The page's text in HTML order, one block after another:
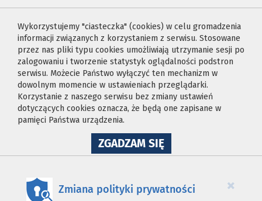
Wykorzystujemy "ciasteczka" (cookies) w celu gromadzenia
informacji związanych z korzystaniem z serwisu. Stosowane
przez nas pliki typu cookies umożliwiają utrzymanie sesji po
zalogowaniu i tworzenie statystyk oglądalności podstron
serwisu. Możecie Państwo wyłączyć ten mechanizm w
dowolnym momencie w ustawieniach przeglądarki.
Korzystanie z naszego serwisu bez zmiany ustawień
dotyczących cookies oznacza, że będą one zapisane w
pamięci Państwa urządzenia.
ZGADZAM SIĘNA
WYKORZYSTANIE
×
Zmiana polityki prywatności